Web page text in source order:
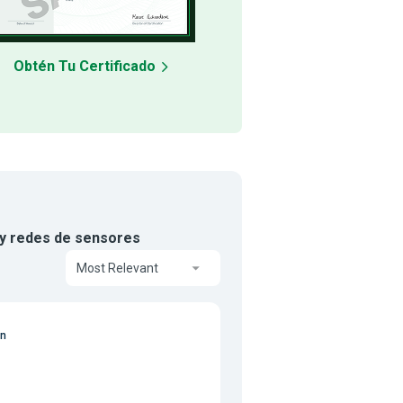
Obtén Tu Certificado
redes de sensores
Most Relevant